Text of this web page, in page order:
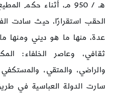
هـ / 950 م، أثناء حكم
الحقب استقرارًا، حيث سادت
عدة، منها ما هو ديني ومنها
ثقافي، وعاصر الخلفاء:
والراضي، والمتقي،
سارت الدولة العباسية في